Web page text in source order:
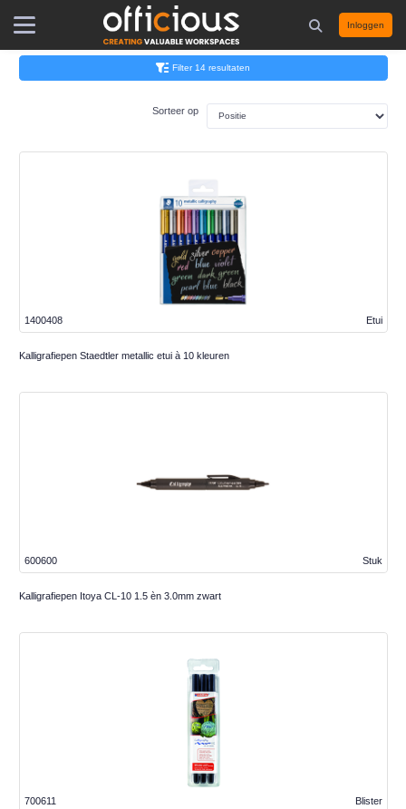
Inloggen
Filter 14 resultaten
Sorteer op
Etui
1400408
Kalligrafiepen Staedtler metallic etui à 10 kleuren
Stuk
600600
Kalligrafiepen Itoya CL-10 1.5 èn 3.0mm zwart
Blister
700611